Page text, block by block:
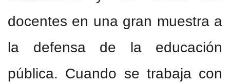
docentes en una gran muestra a
la defensa de la educación
pública. Cuando se trabaja con